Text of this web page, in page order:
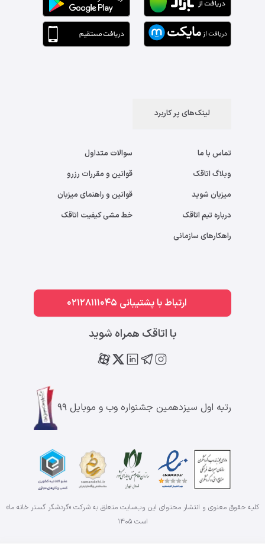
لینک‌های پر کاربرد
تماس با ما
وبلاگ اتاقک
میزبان شوید
درباره تیم اتاقک
راهکارهای سازمانی
سوالات متداول
قوانین و مقررات رزرو
قوانین و راهنمای میزبان
خط مشی کیفیت اتاقک
ارتباط با پشتیبانی 02128111045
با اتاقک همراه شوید
رتبه اول سیزدهمین جشنواره وب و موبایل ۹۹
کلیه حقوق معنوی و انتشار محتوای این وب‌سایت متعلق به شرکت «گردشگر گستر خانه ما»
است۱۴۰۵